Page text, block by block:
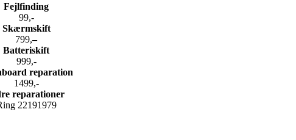
Fejlfinding
99,-
Skærmskift
799,–
Batteriskift
999,-
reparation
1499,-
reparationer
22191979